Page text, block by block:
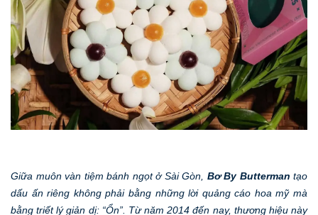
Giữa muôn vàn tiệm bánh ngọt ở Sài Gòn, Bơ By Butterman tạo
dấu ấn riêng không phải bằng những lời quảng cáo hoa mỹ mà
bằng triết lý giản dị: “Ổn”. Từ năm 2014 đến nay, thương hiệu này